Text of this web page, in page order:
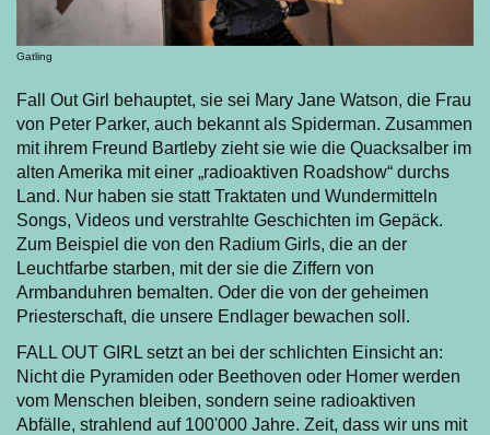
Gatling
Fall Out Girl behauptet, sie sei Mary Jane Watson, die Frau
von Peter Parker, auch bekannt als Spiderman. Zusammen
mit ihrem Freund Bartleby zieht sie wie die Quacksalber im
alten Amerika mit einer „radioaktiven Roadshow“ durchs
Land. Nur haben sie statt Traktaten und Wundermitteln
Songs, Videos und verstrahlte Geschichten im Gepäck.
Zum Beispiel die von den Radium Girls, die an der
Leuchtfarbe starben, mit der sie die Ziffern von
Armbanduhren bemalten. Oder die von der geheimen
Priesterschaft, die unsere Endlager bewachen soll.
FALL OUT GIRL setzt an bei der schlichten Einsicht an:
Nicht die Pyramiden oder Beethoven oder Homer werden
vom Menschen bleiben, sondern seine radioaktiven
Abfälle, strahlend auf 100'000 Jahre. Zeit, dass wir uns mit